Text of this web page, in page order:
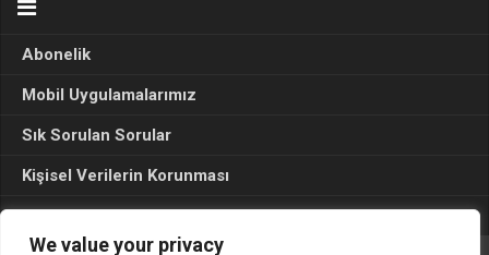
We value your privacy
Abonelik
Mobil Uygulamalarımız
Sık Sorulan Sorular
Kişisel Verilerin Korunması
Seçim Sonuçları 2024